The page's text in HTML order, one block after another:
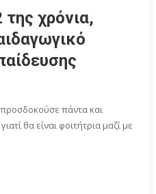
χρόνια,
πάντα και
θα είναι φοιτήτρια μαζί με